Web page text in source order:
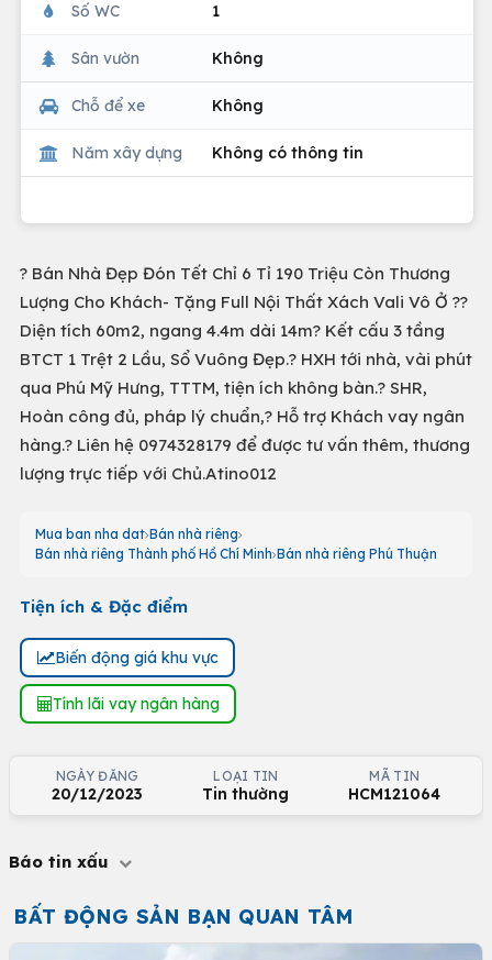
Số WC 1
Sân vườn Không
Chỗ để xe Không
Năm xây dựng Không có thông tin
? Bán Nhà Đẹp Đón Tết Chỉ 6 Tỉ 190 Triệu Còn Thương
Lượng Cho Khách- Tặng Full Nội Thất Xách Vali Vô Ở ??
Diện tích 60m2, ngang 4.4m dài 14m? Kết cấu 3 tầng
BTCT 1 Trệt 2 Lầu, Sổ Vuông Đẹp.? HXH tới nhà, vài phút
qua Phú Mỹ Hưng, TTTM, tiện ích không bàn.? SHR,
Hoàn công đủ, pháp lý chuẩn,? Hỗ trợ Khách vay ngân
hàng.? Liên hệ 0974328179 để được tư vấn thêm, thương
lượng trực tiếp với Chủ.Atino012
Mua ban nha dat Bán nhà riêng
Bán nhà riêng Thành phố Hồ Chí Minh Bán nhà riêng Phú Thuận
Tiện ích & Đặc điểm
Biến động giá khu vực
Tính lãi vay ngân hàng
NGÀY ĐĂNG
20/12/2023
LOẠI TIN
Tin thường
MÃ TIN
HCM121064
Báo tin xấu
BẤT ĐỘNG SẢN BẠN QUAN TÂM